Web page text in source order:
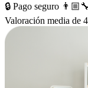
🔒 Pago seguro
Valoración media de